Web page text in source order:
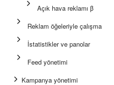
Açık hava reklamı β
Reklam öğeleriyle çalışma
İstatistikler ve panolar
Feed yönetimi
Kampanya yönetimi